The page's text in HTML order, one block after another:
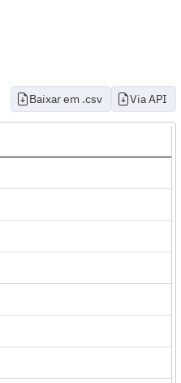
Baixar em .csv Via API